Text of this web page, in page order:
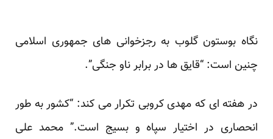
نگاه بوستون گلوب به رجزخوانی های جمهوری اسلامی
چنین است: “قایق ها در برابر ناو جنگی”.
در هفته ای که مهدی کروبی تکرار می کند: “کشور به طور
انحصاری در اختیار سپاه و بسیج است.” محمد علی